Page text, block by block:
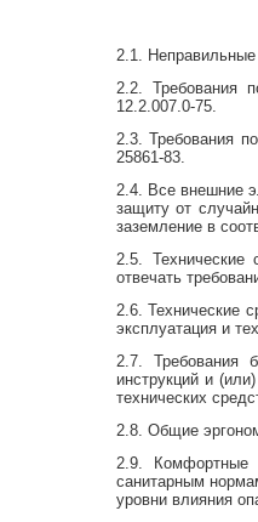
2.1.
2.2. Требования
12.2.007.0-75.
2.3. Требования
25861-83.
2.4. Все внешние
защиту от
заземление в
2.5.
отвечать
2.6. Технические
эксплуатация и
2.7. Требования
инструкций и
технических
2.8. Общие
2.9. Комфортные
санитарным
уровни влияния